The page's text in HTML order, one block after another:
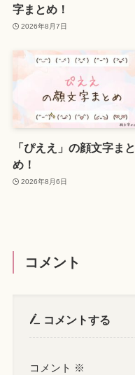
字まとめ！
2026年8月7日
「ぴええ」の顔文字まと
め！
2026年8月6日
コメント
コメントする
コメント ※